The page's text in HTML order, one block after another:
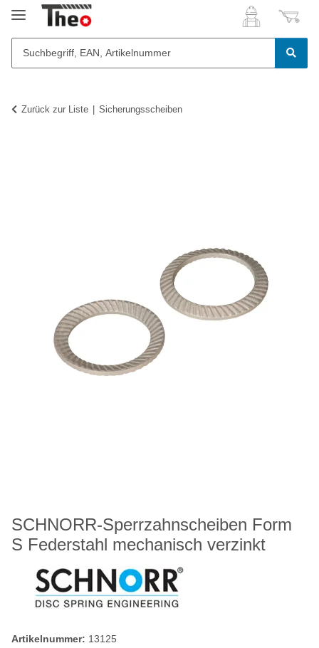
Zurück zur Liste Sicherungsscheiben
SCHNORR-Sperrzahnscheiben Form
S Federstahl mechanisch verzinkt
Artikelnummer: 13125